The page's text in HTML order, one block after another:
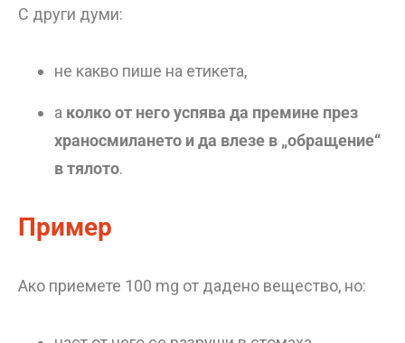
С други думи:
не какво пише на етикета,
а колко от него успява да премине през
храносмилането и да влезе в „обращение“
в тялото.
Пример
Ако приемете 100 mg от дадено вещество, но: